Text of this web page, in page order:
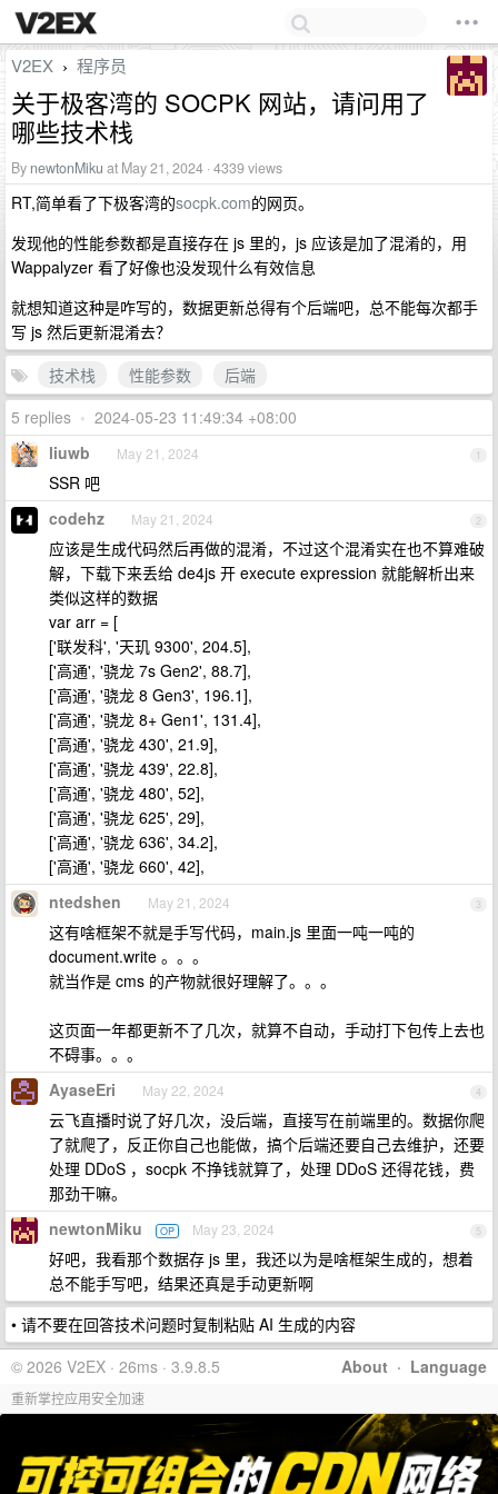
V2EX › 程序员
关于极客湾的 SOCPK 网站，请问用了
哪些技术栈
By newtonMiku at May 21, 2024 · 4339 views
RT,简单看了下极客湾的socpk.com的网页。
发现他的性能参数都是直接存在 js 里的，js 应该是加了混淆的，用
Wappalyzer 看了好像也没发现什么有效信息
就想知道这种是咋写的，数据更新总得有个后端吧，总不能每次都手
写 js 然后更新混淆去？
技术栈
性能参数
后端
5 replies • 2024-05-23 11:49:34 +08:00
1
liuwb May 21, 2024
SSR 吧
2
codehz May 21, 2024
应该是生成代码然后再做的混淆，不过这个混淆实在也不算难破
解，下载下来丢给 de4js 开 execute expression 就能解析出来
类似这样的数据
var arr = [
['联发科', '天玑 9300', 204.5],
['高通', '骁龙 7s Gen2', 88.7],
['高通', '骁龙 8 Gen3', 196.1],
['高通', '骁龙 8+ Gen1', 131.4],
['高通', '骁龙 430', 21.9],
['高通', '骁龙 439', 22.8],
['高通', '骁龙 480', 52],
['高通', '骁龙 625', 29],
['高通', '骁龙 636', 34.2],
['高通', '骁龙 660', 42],
3
ntedshen May 21, 2024
这有啥框架不就是手写代码，main.js 里面一吨一吨的
document.write 。。。
就当作是 cms 的产物就很好理解了。。。
这页面一年都更新不了几次，就算不自动，手动打下包传上去也
不碍事。。。
4
AyaseEri May 22, 2024
云飞直播时说了好几次，没后端，直接写在前端里的。数据你爬
了就爬了，反正你自己也能做，搞个后端还要自己去维护，还要
处理 DDoS ，socpk 不挣钱就算了，处理 DDoS 还得花钱，费
那劲干嘛。
5
newtonMiku OP May 23, 2024
好吧，我看那个数据存 js 里，我还以为是啥框架生成的，想着
总不能手写吧，结果还真是手动更新啊
• 请不要在回答技术问题时复制粘贴 AI 生成的内容
About · Language
© 2026 V2EX · 26ms · 3.9.8.5
重新掌控应用安全加速